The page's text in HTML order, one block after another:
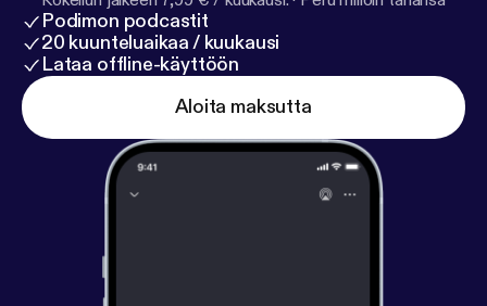
Podimon podcastit
20 kuunteluaikaa / kuukausi
Lataa offline-käyttöön
Aloita maksutta